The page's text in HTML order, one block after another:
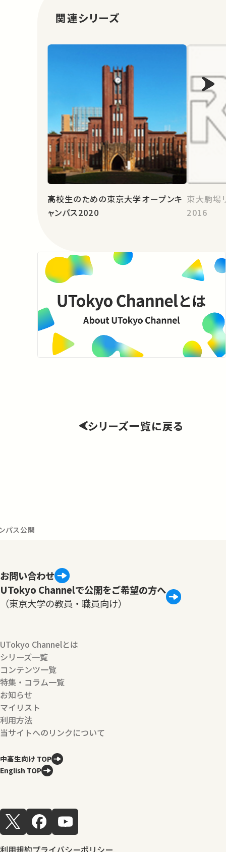
関連シリーズ
高校生のための東京大学オープンキ
ャンパス2020
東大駒場
2016
シリーズ一覧に戻る
パス公開
お問い合わせ
UTokyo Channelで公開をご希望の方へ
（東京大学の教員・職員向け）
UTokyo Channelとは
シリーズ一覧
コンテンツ一覧
特集・コラム一覧
お知らせ
マイリスト
利用方法
当サイトへのリンクについて
中高生向け TOP
English TOP
利用規約プライバシーポリシー